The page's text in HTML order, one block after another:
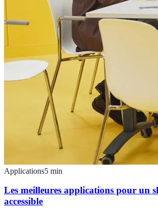
Applications5 min
Les meilleures applications pour un
accessible